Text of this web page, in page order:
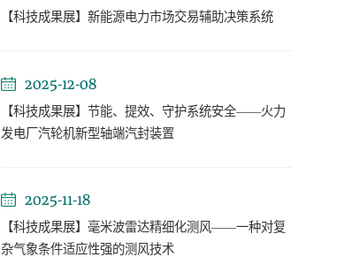
【科技成果展】新能源电力市场交易辅助决策系统
2025-12-08
【科技成果展】节能、提效、守护系统安全——火力
发电厂汽轮机新型轴端汽封装置
2025-11-18
【科技成果展】毫米波雷达精细化测风——一种对复
杂气象条件适应性强的测风技术